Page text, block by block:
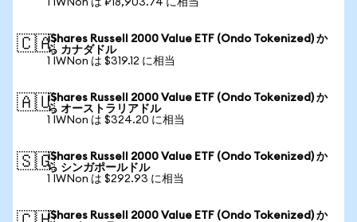
1 IWNon は ₽18,903.74 に相当
🇨🇦iShares Russell 2000 Value ETF (Ondo Tokenized) か
ら カナダドル
1 IWNon は $319.12 に相当
🇦🇺iShares Russell 2000 Value ETF (Ondo Tokenized) か
ら オーストラリアドル
1 IWNon は $324.20 に相当
🇸🇬iShares Russell 2000 Value ETF (Ondo Tokenized) か
ら シンガポールドル
1 IWNon は $292.93 に相当
iShares Russell 2000 Value ETF (Ondo Tokenized) か